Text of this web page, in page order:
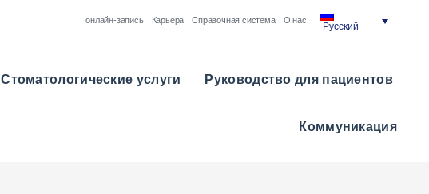
онлайн-запись Карьера Справочная система О нас
Русский
Стоматологические услуги Руководство для пациентов
Коммуникация